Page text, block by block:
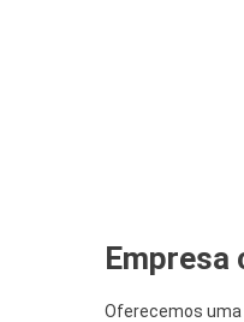
Empresa
Oferecemos uma